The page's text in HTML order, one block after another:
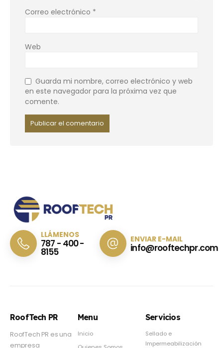
Correo electrónico *
Web
Guarda mi nombre, correo electrónico y web
en este navegador para la próxima vez que
comente.
LLÁMENOS
787 - 400 -
8155
ENVIAR E-MAIL
info@rooftechpr.com
RoofTech PR
RoofTech PR es una
empresa
Menu
Inicio
Servicios
Sellado e
Impermeabilización